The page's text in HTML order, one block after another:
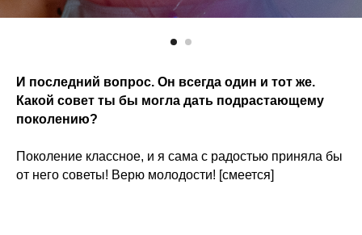
И последний вопрос. Он всегда один и тот же.
Какой совет ты бы могла дать подрастающему
поколению?
Поколение классное, и я сама с радостью приняла бы
от него советы! Верю молодости! [смеется]